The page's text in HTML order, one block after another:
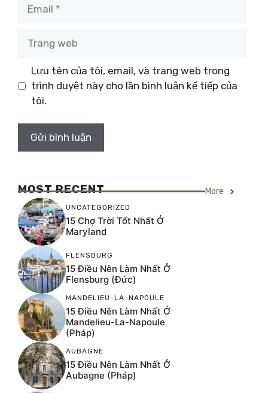
web
Lưu tên của tôi, email, và trang web trong
trình duyệt này cho lần bình luận kế tiếp của
tôi.
MOST RECENT More
UNCATEGORIZED
15 Chợ Trời Tốt Nhất Ở
Maryland
FLENSBURG
15 Điều Nên Làm Nhất Ở
Flensburg (Đức)
MANDELIEU-LA-NAPOULE
15 Điều Nên Làm Nhất Ở
Mandelieu-La-Napoule
(Pháp)
AUBAGNE
15 Điều Nên Làm Nhất Ở
Aubagne (Pháp)